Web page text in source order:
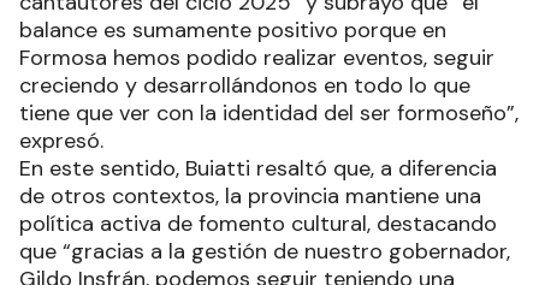
balance es sumamente positivo porque en
Formosa hemos podido realizar eventos, seguir
creciendo y desarrollándonos en todo lo que
tiene que ver con la identidad del ser formoseño”,
expresó.
En este sentido, Buiatti resaltó que, a diferencia
de otros contextos, la provincia mantiene una
política activa de fomento cultural, destacando
que “gracias a la gestión de nuestro gobernador,